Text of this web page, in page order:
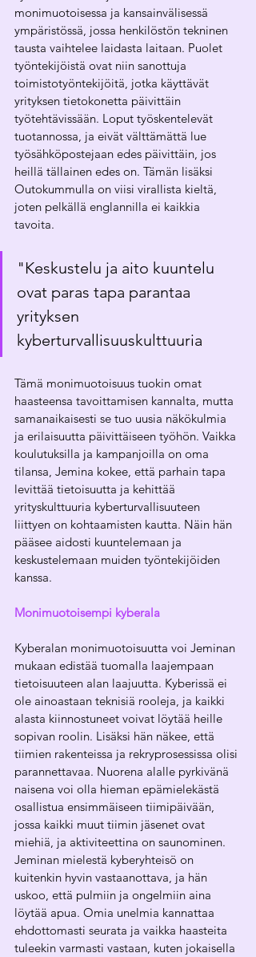
monimuotoisessa ja kansainvälisessä
ympäristössä, jossa henkilöstön tekninen
tausta vaihtelee laidasta laitaan. Puolet
työntekijöistä ovat niin sanottuja
toimistotyöntekijöitä, jotka käyttävät
yrityksen tietokonetta päivittäin
työtehtävissään. Loput työskentelevät
tuotannossa, ja eivät välttämättä lue
työsähköpostejaan edes päivittäin, jos
heillä tällainen edes on. Tämän lisäksi
Outokummulla on viisi virallista kieltä,
joten pelkällä englannilla ei kaikkia
tavoita.
"Keskustelu ja aito kuuntelu
ovat paras tapa parantaa
yrityksen
kyberturvallisuuskulttuuria
Tämä monimuotoisuus tuokin omat
haasteensa tavoittamisen kannalta, mutta
samanaikaisesti se tuo uusia näkökulmia
ja erilaisuutta päivittäiseen työhön. Vaikka
koulutuksilla ja kampanjoilla on oma
tilansa, Jemina kokee, että parhain tapa
levittää tietoisuutta ja kehittää
yrityskulttuuria kyberturvallisuuteen
liittyen on kohtaamisten kautta. Näin hän
pääsee aidosti kuuntelemaan ja
keskustelemaan muiden työntekijöiden
kanssa.
Monimuotoisempi kyberala
Kyberalan monimuotoisuutta voi Jeminan
mukaan edistää tuomalla laajempaan
tietoisuuteen alan laajuutta. Kyberissä ei
ole ainoastaan teknisiä rooleja, ja kaikki
alasta kiinnostuneet voivat löytää heille
sopivan roolin. Lisäksi hän näkee, että
tiimien rakenteissa ja rekryprosessissa olisi
parannettavaa. Nuorena alalle pyrkivänä
naisena voi olla hieman epämielekästä
osallistua ensimmäiseen tiimipäivään,
jossa kaikki muut tiimin jäsenet ovat
miehiä, ja aktiviteettina on saunominen.
Jeminan mielestä kyberyhteisö on
kuitenkin hyvin vastaanottava, ja hän
uskoo, että pulmiin ja ongelmiin aina
löytää apua. Omia unelmia kannattaa
ehdottomasti seurata ja vaikka haasteita
tuleekin varmasti vastaan, kuten jokaisella